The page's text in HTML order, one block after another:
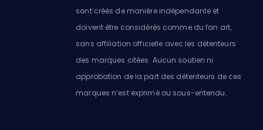
sont créés de manière indépendante et
doivent être considérés comme du fan art,
sans affiliation officielle avec les détenteurs
des marques citées. Aucun soutien ni
approbation de la part des détenteurs de ces
marques n’est exprimé ou sous-entendu.